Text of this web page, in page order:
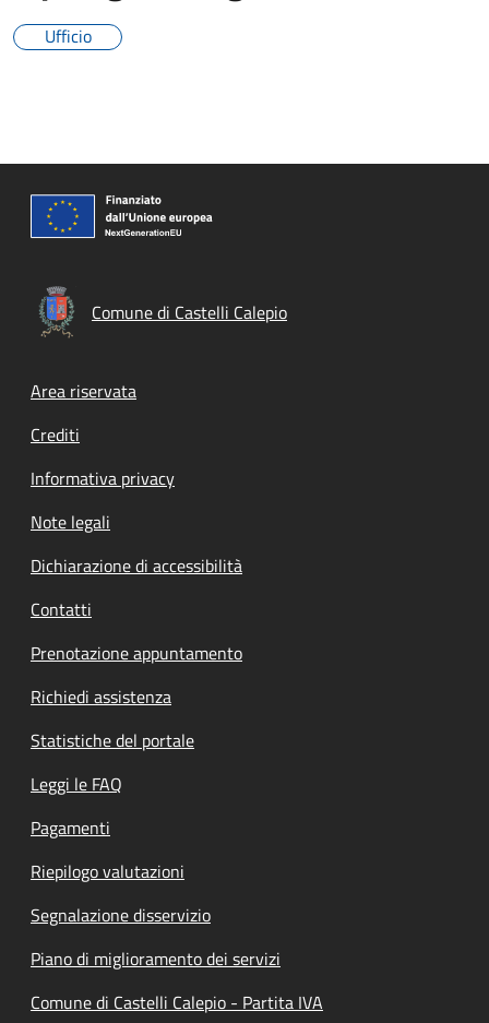
Ufficio
Comune di Castelli Calepio
Footer menu
Area riservata
Crediti
Informativa privacy
Note legali
Dichiarazione di accessibilità
Contatti
Prenotazione appuntamento
Richiedi assistenza
Statistiche del portale
Leggi le FAQ
Pagamenti
Riepilogo valutazioni
Segnalazione disservizio
Piano di miglioramento dei servizi
Comune di Castelli Calepio - Partita IVA